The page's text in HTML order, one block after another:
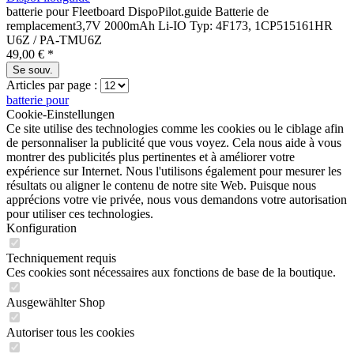
batterie pour Fleetboard DispoPilot.guide Batterie de
remplacement3,7V 2000mAh Li-IO Typ: 4F173, 1CP515161HR
U6Z / PA-TMU6Z
49,00 € *
Se souv.
Articles par page :
batterie pour
Cookie-Einstellungen
Ce site utilise des technologies comme les cookies ou le ciblage afin
de personnaliser la publicité que vous voyez. Cela nous aide à vous
montrer des publicités plus pertinentes et à améliorer votre
expérience sur Internet. Nous l'utilisons également pour mesurer les
résultats ou aligner le contenu de notre site Web. Puisque nous
apprécions votre vie privée, nous vous demandons votre autorisation
pour utiliser ces technologies.
Konfiguration
Techniquement requis
Ces cookies sont nécessaires aux fonctions de base de la boutique.
Ausgewählter Shop
Autoriser tous les cookies